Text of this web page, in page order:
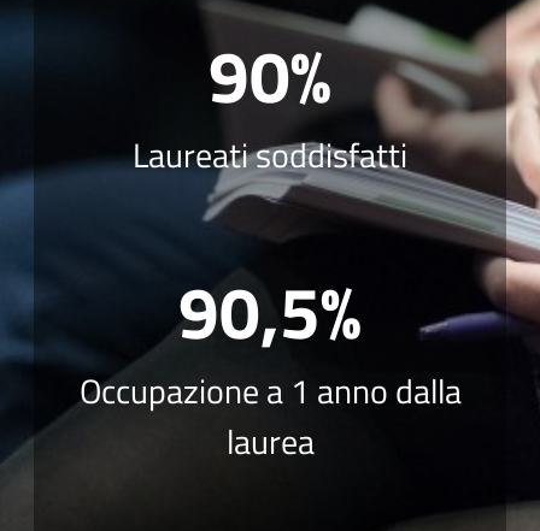
90%
Laureati soddisfatti
90,5%
Occupazione a 1 anno dalla
laurea